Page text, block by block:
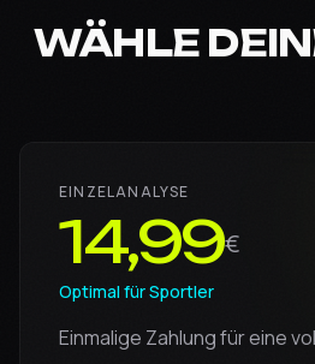
WÄHLE
EINZELANALYSE
14,99€
Optimal für Sportler
Einmalige Zahlung für eine